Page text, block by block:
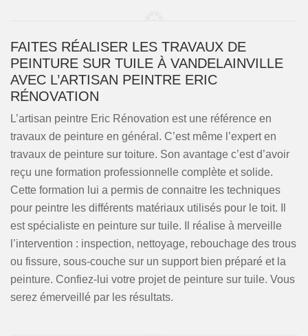
FAITES RÉALISER LES TRAVAUX DE
PEINTURE SUR TUILE À VANDELAINVILLE
AVEC L’ARTISAN PEINTRE ERIC
RÉNOVATION
L’artisan peintre Eric Rénovation est une référence en
travaux de peinture en général. C’est même l’expert en
travaux de peinture sur toiture. Son avantage c’est d’avoir
reçu une formation professionnelle complète et solide.
Cette formation lui a permis de connaitre les techniques
pour peintre les différents matériaux utilisés pour le toit. Il
est spécialiste en peinture sur tuile. Il réalise à merveille
l’intervention : inspection, nettoyage, rebouchage des trous
ou fissure, sous-couche sur un support bien préparé et la
peinture. Confiez-lui votre projet de peinture sur tuile. Vous
serez émerveillé par les résultats.